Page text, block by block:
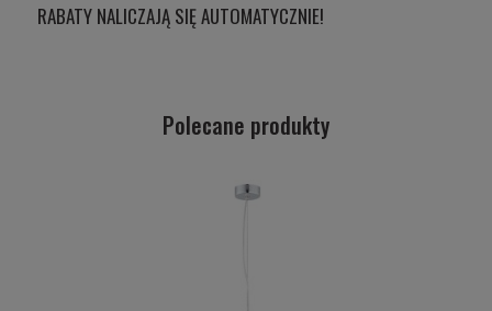
RABATY NALICZAJĄ SIĘ AUTOMATYCZNIE!
Polecane produkty